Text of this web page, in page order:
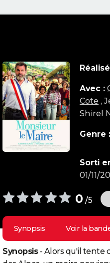
Avec :
Cote ,
Shirel
Genre :
Sorti
01/11/
0 /5
Synopsis Voir la
Synopsis- Alors qu'il tente